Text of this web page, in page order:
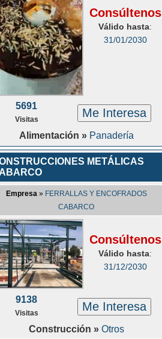
Consúltenos
Válido hasta:
31/01/2030
5691
Visitas Me Interesa
Alimentación » Panadería
METÁLICAS
Empresa » FERRALLAS Y ENCOFRADOS
CABARCO
Consúltenos
Válido hasta:
31/12/2030
9138
Visitas Me Interesa
Construcción » Otros